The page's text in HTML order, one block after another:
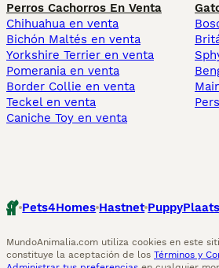
Perros Cachorros En Venta
Chihuahua en venta
Bichón Maltés en venta
Yorkshire Terrier en venta
Pomerania en venta
Border Collie en venta
Teckel en venta
Caniche Toy en venta
Pets4Homes Hastnet
MundoAnimalia.com utiliza cookies en este
constituye la aceptación de los Términos y